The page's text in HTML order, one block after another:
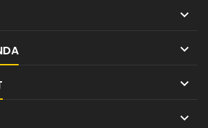



